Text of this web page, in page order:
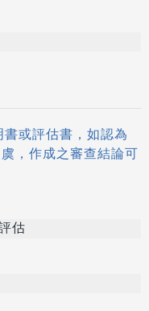
或評估書，如認為
，作成之審查結論可
估